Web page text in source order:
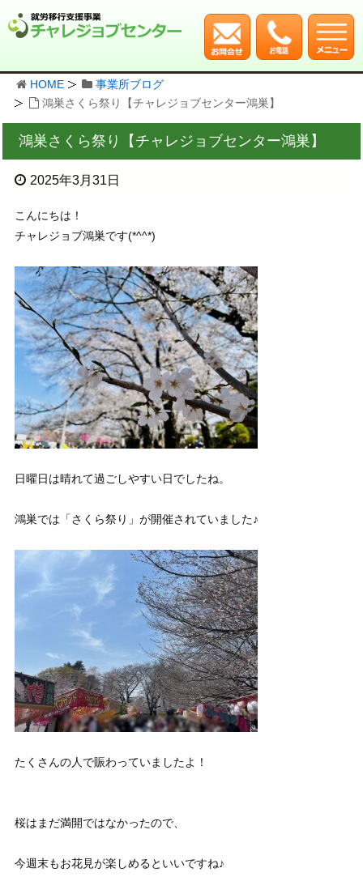
HOME
事業所ブログ
鴻巣さくら祭り【チャレジョブセンター鴻巣】
鴻巣さくら祭り【チャレジョブセンター鴻巣】
2025年3月31日
こんにちは！
チャレジョブ鴻巣です(*^^*)
日曜日は晴れて過ごしやすい日でしたね。
鴻巣では「さくら祭り」が開催されていました♪
たくさんの人で賑わっていましたよ！
桜はまだ満開ではなかったので、
今週末もお花見が楽しめるといいですね♪